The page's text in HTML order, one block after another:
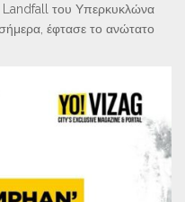
Landfall του Υπερκυκλώνα
έφτασε το ανώτατο